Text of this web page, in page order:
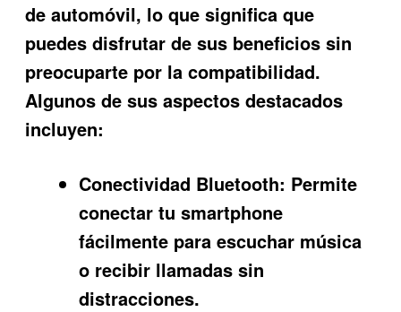
de automóvil, lo que significa que
puedes disfrutar de sus beneficios sin
preocuparte por la compatibilidad.
Algunos de sus aspectos destacados
incluyen:
Conectividad Bluetooth: Permite
conectar tu smartphone
fácilmente para escuchar música
o recibir llamadas sin
distracciones.